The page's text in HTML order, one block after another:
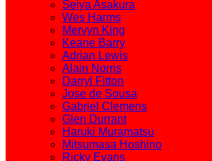
Seiya Asakura
Wes Harms
Mervyn King
Keane Barry
Adrian Lewis
Alain Norris
Darryl Fitton
Jose de Sousa
Gabriel Clemens
Glen Durrant
Haruki Muramatsu
Mitsumasa Hoshino
Ricky Evans